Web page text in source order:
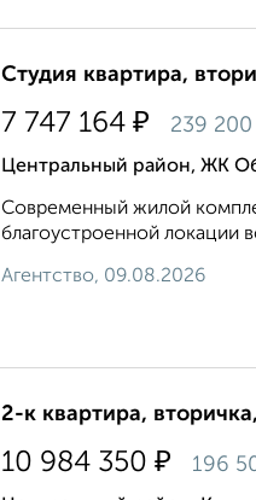
Студия квартира,
7 747 164 ₽ 239 200
Центральный район, ЖК
Современный жилой
благоустроенной локации
Агентство, 09.08.2026
2-к квартира,
10 984 350 ₽ 196